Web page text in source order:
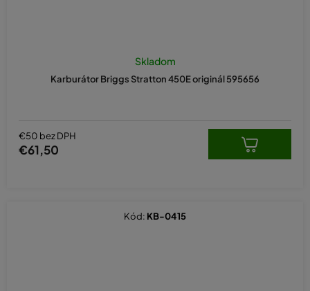
Karburátor Briggs Stratton 450E originál 595656
Skladom
€50 bez DPH
€61,50
Kód: KB-0415